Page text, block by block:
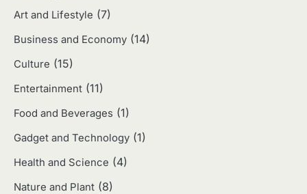
Art and Lifestyle (7)
Business and Economy (14)
Culture (15)
Entertainment (11)
Food and Beverages (1)
Gadget and Technology (1)
Health and Science (4)
Nature and Plant (8)
Eco Contributor
4
Jasa Menulis: Peluang Bisnis Kreatif
di Era Digital
Eco Contributor
Jasa Desain: Peluang Usaha Kreatif
di Era Digital